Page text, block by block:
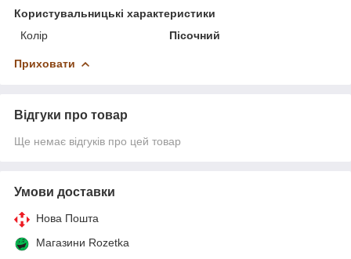
Користувальницькі характеристики
Колір
Пісочний
Приховати
Відгуки про товар
Ще немає відгуків про цей товар
Умови доставки
Нова Пошта
Магазини Rozetka